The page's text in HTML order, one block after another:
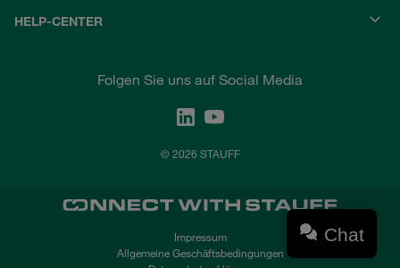
HELP-CENTER
Folgen Sie uns auf Social Media
© 2026 STAUFF
Impressum
Allgemeine Geschäftsbedingungen
Chat